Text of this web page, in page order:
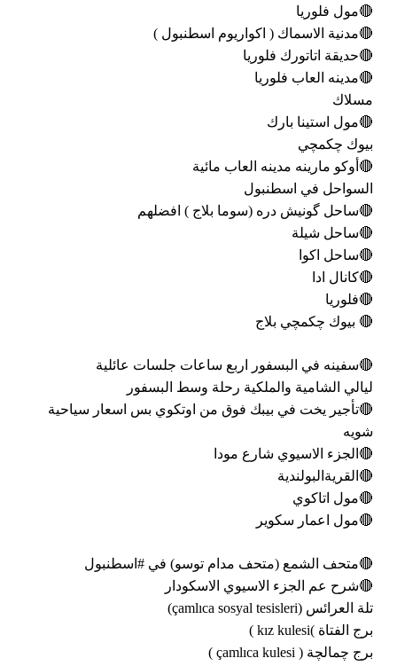
🔴مول فلوريا
🔴مدنية الاسماك ( اكواريوم اسطنبول )
🔴حديقة اتاتورك فلوريا
🔴مدينه العاب فلوريا
مسلاك
🔴مول استينا بارك
بيوك چكمچي
🔴أوكو مارينه مدينه العاب مائية
السواحل في اسطنبول
🔴ساحل گونيش دره (سوما بلاج ) افضلهم
🔴ساحل شيلة
🔴ساحل اكوا
🔴كانال ادا
🔴فلوريا
🔴 بيوك چكمچي بلاج
🔴سفينه في البسفور اربع ساعات جلسات عائلية
ليالي الشامية والملكية رحلة وسط البسفور
🔴تأجير يخت في بيبك فوق من اوتكوي بس اسعار سياحية
شويه
🔴الجزء الاسيوي شارع مودا
🔴القريةالبولندية
🔴مول اتاكوي
🔴مول اعمار سكوير
🔴متحف الشمع (متحف مدام توسو) في #اسطنبول
🔴شرح عم الجزء الاسيوي الاسكودار
تلة العرائس (çamlıca sosyal tesisleri)
برج الفتاة )kız kulesi )
برج چمالچة ( çamlıca kulesi )